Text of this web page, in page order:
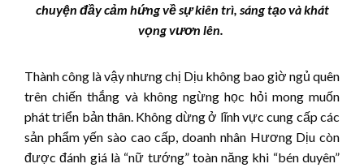
chuyện đầy cảm hứng về sự kiên trì, sáng tạo và khát
vọng vươn lên.
Thành công là vậy nhưng chị Dịu không bao giờ ngủ quên
trên chiến thắng và không ngừng học hỏi mong muốn
phát triển bản thân. Không dừng ở lĩnh vực cung cấp các
sản phẩm yến sào cao cấp, doanh nhân Hương Dịu còn
được đánh giá là “nữ tướng” toàn năng khi “bén duyên”